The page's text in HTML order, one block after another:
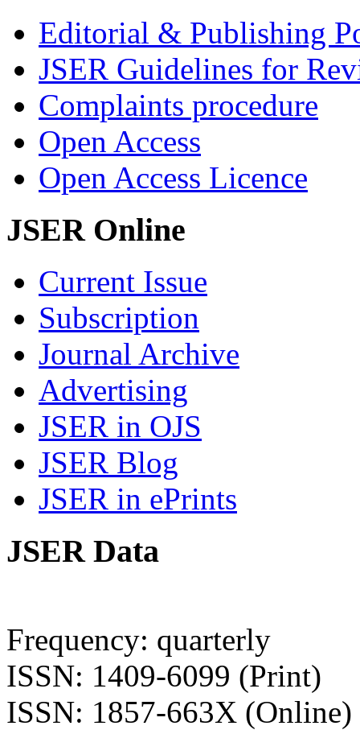
Editorial & Publishing
JSER Guidelines for
Complaints procedure
Open Access
Open Access Licence
JSER Online
Current Issue
Subscription
Journal Archive
Advertising
JSER in OJS
JSER Blog
JSER in ePrints
JSER Data
Frequency: quarterly
ISSN: 1409-6099 (Print)
ISSN: 1857-663X (Online)